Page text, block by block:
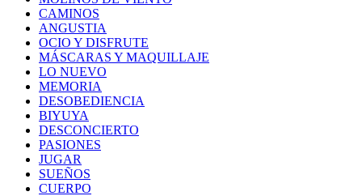
CAMINOS
ANGUSTIA
OCIO Y DISFRUTE
MÁSCARAS Y MAQUILLAJE
LO NUEVO
MEMORIA
DESOBEDIENCIA
BIYUYA
DESCONCIERTO
PASIONES
JUGAR
SUEÑOS
CUERPO